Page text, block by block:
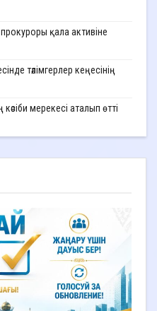
қала активіне
тәлімгерлер кеңесінің
мерекесі аталып өтті